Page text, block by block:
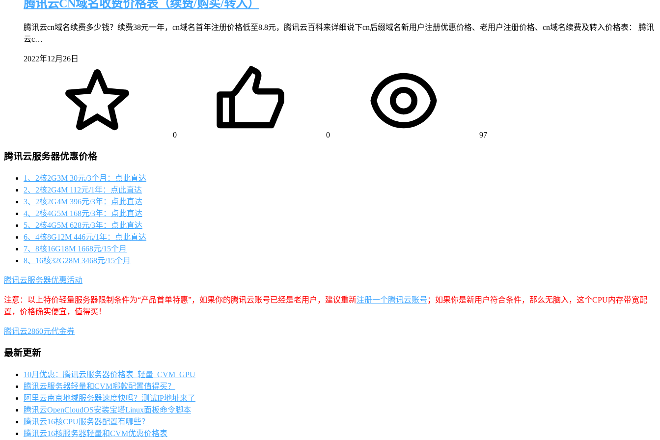
腾讯云CN域名收费价格表（续费/购买/转入）
腾讯云cn域名续费多少钱？续费38元一年，cn域名首年注册价格低至8.8元，腾讯云百科来详细说下cn后缀域名新用户注册优惠价格、老用户注册价格、cn域名续费及转入价格表： 腾讯
云c…
2022年12月26日
0 0 97
腾讯云服务器优惠价格
1、2核2G3M 30元/3个月：点此直达
2、2核2G4M 112元/1年：点此直达
3、2核2G4M 396元/3年：点此直达
4、2核4G5M 168元/3年：点此直达
5、2核4G5M 628元/3年：点此直达
6、4核8G12M 446元/1年：点此直达
7、8核16G18M 1668元/15个月
8、16核32G28M 3468元/15个月
腾讯云服务器优惠活动
注意：以上特价轻量服务器限制条件为“产品首单特惠”，如果你的腾讯云账号已经是老用户，建议重新注册一个腾讯云账号 ；如果你是新用户符合条件，那么无脑入，这个CPU内存带宽配
置，价格确实便宜，值得买！
腾讯云2860元代金券
最新更新
10月优惠：腾讯云服务器价格表_轻量_CVM_GPU
腾讯云服务器轻量和CVM哪款配置值得买？
阿里云南京地域服务器速度快吗？测试IP地址来了
腾讯云OpenCloudOS安装宝塔Linux面板命令脚本
腾讯云16核CPU服务器配置有哪些？
腾讯云16核服务器轻量和CVM优惠价格表